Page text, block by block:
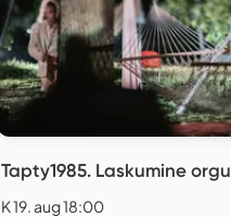
Tapty1985. Laskumine orgu
K 19. aug 18:00